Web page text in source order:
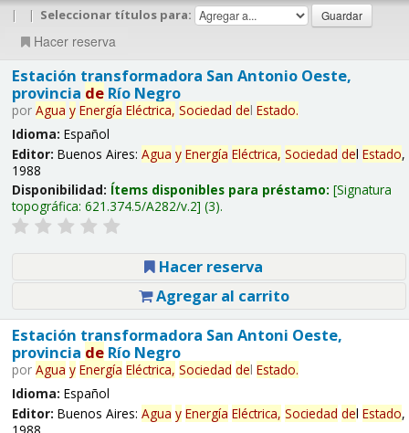
| | Seleccionar títulos para:
Hacer reserva
Estación transformadora San Antonio Oeste,
provincia deRío Negro
por Agua y Energía Eléctrica, Sociedad del Estado.
Idioma: Español
Editor: Buenos Aires: Agua y Energía Eléctrica, Sociedad del Estado,
1988
Disponibilidad: Ítems disponibles para préstamo: Signatura
topográfica: 621.374.5/A282/v.2 (3).
Hacer reserva
Agregar al carrito
Estación transformadora San Antoni Oeste,
provincia deRío Negro
por Agua y Energía Eléctrica, Sociedad del Estado.
Idioma: Español
Editor: Buenos Aires: Agua y Energía Eléctrica, Sociedad del Estado,
1988